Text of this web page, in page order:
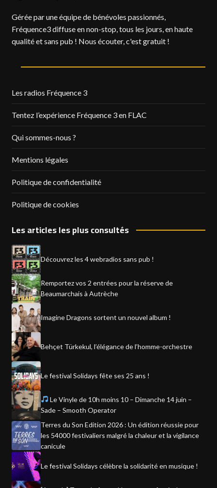
Gérée par une équipe de bénévoles passionnés,
Fréquence3 diffuse en non-stop, tous les jours, en haute
qualité et sans pub ! Nous écouter, c'est gratuit !
Les radios Fréquence 3
Tentez l’expérience Fréquence 3 en FLAC
Qui sommes-nous ?
Mentions légales
Politique de confidentialité
Politique de cookies
Les articles les plus consultés
Découvrez les 4 webradios sans pub !
Remportez vos 2 entrées pour la réserve de
Beaumarchais à Autrèche
Imagine Dragons sortent un nouvel album !
Behçet Türkekul, l’élégance de l’homme-orchestre
Le festival Solidays fête ses 25 ans !
Le Vinyle de 10h moins 10 – Dimanche 14 juin –
Sade – Smooth Operator
Terres du Son Edition 2026 : Un édition réussie pour
les 54000 festivaliers malgré la chaleur et la vigilance
canicule
Le festival Solidays célèbre la solidarité en musique !